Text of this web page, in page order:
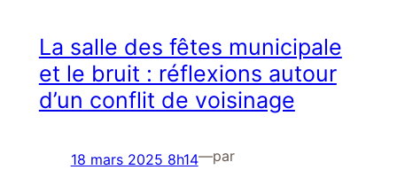
La salle des fêtes municipale
et le bruit : réflexions autour
d’un conflit de voisinage
18 mars 2025 8h14—par